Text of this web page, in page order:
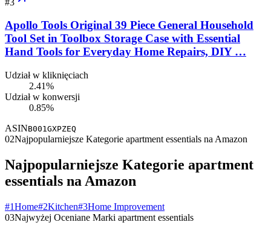
Apollo Tools Original 39 Piece General Household
Tool Set in Toolbox Storage Case with Essential
Hand Tools for Everyday Home Repairs, DIY …
Udział w kliknięciach
2.41%
Udział w konwersji
0.85%
ASINB001GXPZEQ
02Najpopularniejsze Kategorie apartment essentials na Amazon
Najpopularniejsze Kategorie apartment
essentials na Amazon
#1Home#2Kitchen#3Home Improvement
03Najwyżej Oceniane Marki apartment essentials